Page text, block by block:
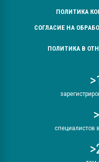
ПОЛИТИКА
СОГЛАСИЕ НА
ПОЛИТИКА В
специалистов